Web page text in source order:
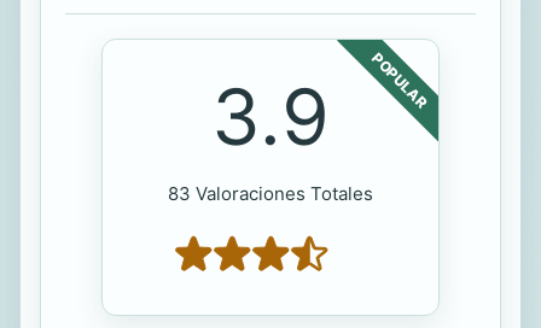
POPULAR
3.9
83 Valoraciones Totales